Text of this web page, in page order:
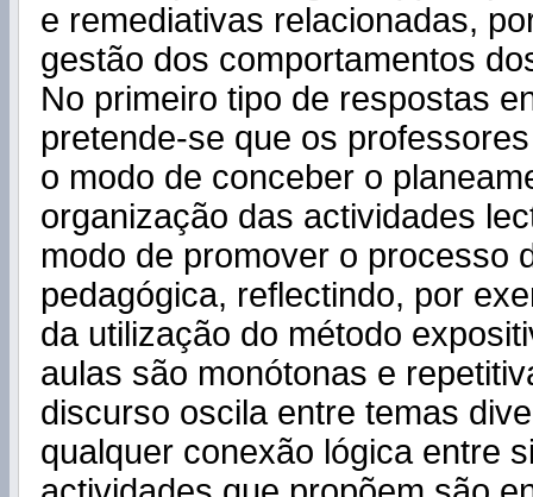
e remediativas relacionadas,
gestão dos comportamentos
No primeiro tipo de respostas
pretende-se que os
o modo de conceber o
organização das actividades
modo de promover o processo
pedagógica, reflectindo, por
da utilização do método
aulas são monótonas e
discurso oscila entre temas
qualquer conexão lógica entre